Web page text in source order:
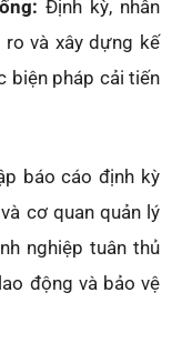
Định kỳ, nhân
ro và xây dựng kế
biện pháp cải tiến
báo cáo định kỳ
cơ quan quản lý
nghiệp tuân thủ
động và bảo vệ